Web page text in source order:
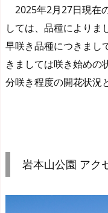
2025年2月27日現在
しては、品種によりま
早咲き品種につきまし
きましては咲き始めの
分咲き程度の開花状況
岩本山公園 アク